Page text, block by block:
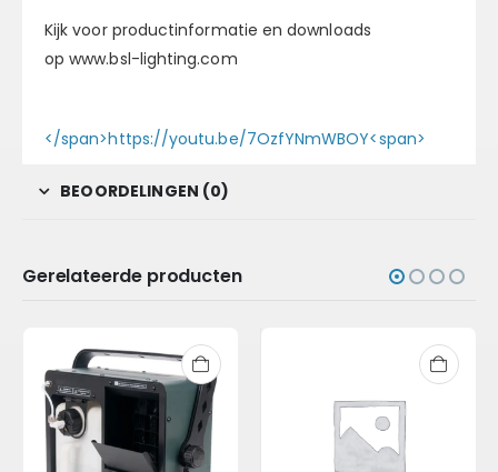
Kijk voor productinformatie en downloads
opwww.bsl-lighting.com
</span>https://youtu.be/7OzfYNmWBOY<span>
BEOORDELINGEN (0)
Gerelateerde producten